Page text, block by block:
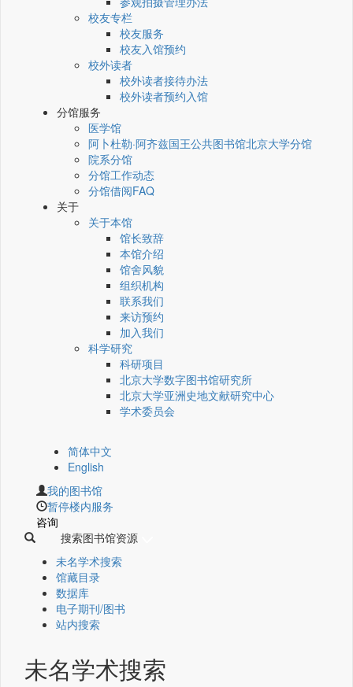
校友专栏
校友服务
校友入馆预约
校外读者
校外读者接待办法
校外读者预约入馆
分馆服务
医学馆
阿卜杜勒·阿齐兹国王公共图书馆北京大学分馆
院系分馆
分馆工作动态
分馆借阅FAQ
关于
关于本馆
馆长致辞
本馆介绍
馆舍风貌
组织机构
联系我们
来访预约
加入我们
科学研究
科研项目
北京大学数字图书馆研究所
北京大学亚洲史地文献研究中心
学术委员会
简体中文
English
我的图书馆
暂停楼内服务
咨询
搜索图书馆资源
未名学术搜索
馆藏目录
数据库
电子期刊/图书
站内搜索
未名学术搜索